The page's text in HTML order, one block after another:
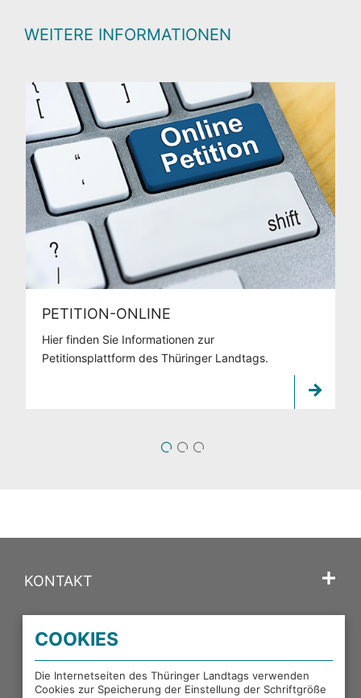
WEITERE INFORMATIONEN
PETITION-ONLINE
Hier finden Sie Informationen zur
Petitionsplattform des Thüringer Landtags.
1 2
KONTAKT
PORTALE DES THÜRINGER LANDTAGS
COOKIES
Die Internetseiten des Thüringer Landtags verwenden
Cookies zur Speicherung der Einstellung der Schriftgröße